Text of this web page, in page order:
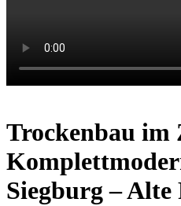
Trockenbau im
Siegburg – Alte